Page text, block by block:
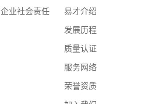
企业社会责任 易才介绍
发展历程
质量认证
服务网络
荣誉资质